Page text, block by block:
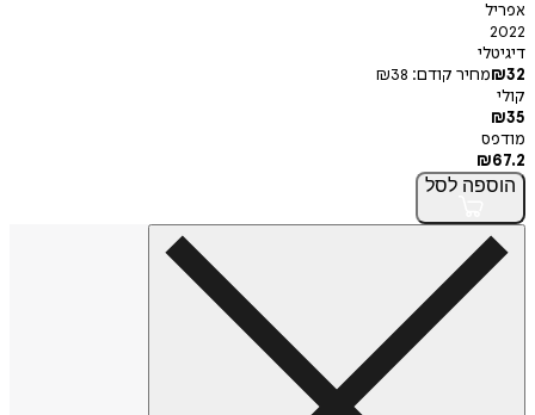
אפריל
2022
דיגיטלי
₪32 מחיר קודם: ₪38
קולי
₪35
מודפס
₪67.2
הוספה לסל